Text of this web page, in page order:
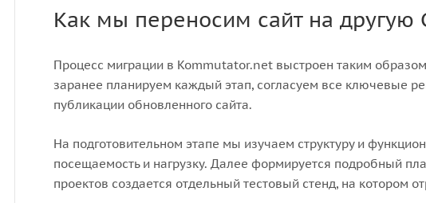
Как мы переносим сайт на другую
Процесс миграции в Kommutator.net выстроен таким
заранее планируем каждый этап, согласуем все ключевые
публикации обновленного сайта.
На подготовительном этапе мы изучаем структуру и
посещаемость и нагрузку. Далее формируется подробный
проектов создается отдельный тестовый стенд, на котором